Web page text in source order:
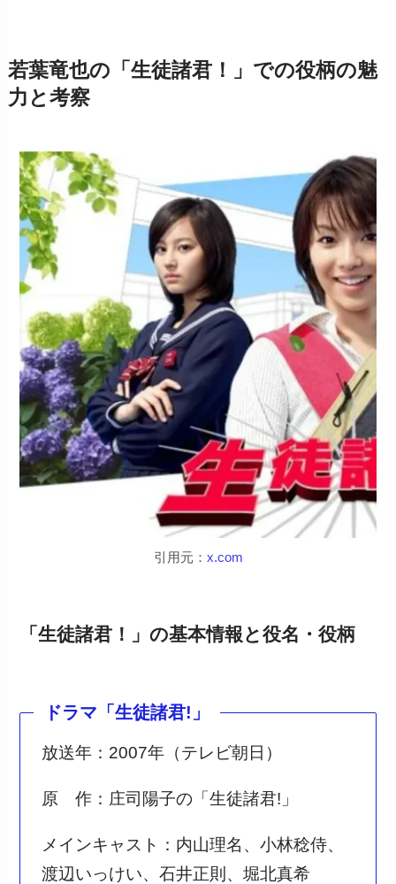
若葉竜也の「生徒諸君！」での役柄の魅
力と考察
引用元： x.com
「生徒諸君！」の基本情報と役名・役柄
ドラマ「生徒諸君!」
放送年：2007年（テレビ朝日）
原 作：庄司陽子の「生徒諸君!」
メインキャスト：内山理名、小林稔侍、
渡辺いっけい、石井正則、堀北真希